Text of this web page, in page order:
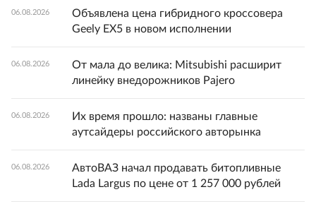
06.08.2026
Объявлена цена гибридного кроссовера
Geely EX5 в новом исполнении
06.08.2026
От мала до велика: Mitsubishi расширит
линейку внедорожников Pajero
06.08.2026
Их время прошло: названы главные
аутсайдеры российского авторынка
06.08.2026
АвтоВАЗ начал продавать битопливные
Lada Largus по цене от 1 257 000 рублей